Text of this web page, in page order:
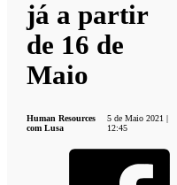
já a partir
de 16 de
Maio
Human Resources
com Lusa
5 de Maio 2021 |
12:45